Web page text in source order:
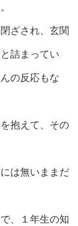
ざされ、玄関
詰まってい
の反応もな
抱えて、その
は無いままだ
、１年生の知